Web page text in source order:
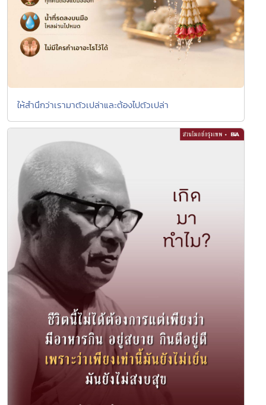
ให้สำนึกว่าเรามาตัวเปล่าและต้องไปตัวเปล่า